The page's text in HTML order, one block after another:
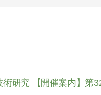
術研究
【開催案内】第